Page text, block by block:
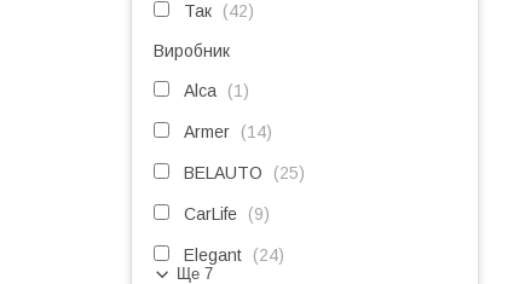
Так 42
Виробник
Alca 1
Armer 14
BELAUTO 25
CarLife 9
Elegant 24
Ще 7